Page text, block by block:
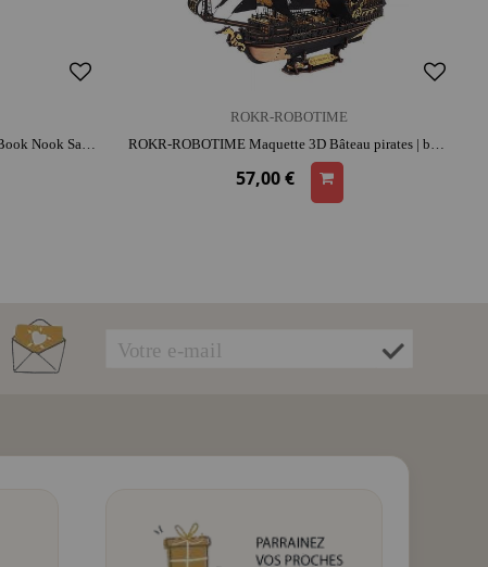
ROLIFE-ROBOTIME Maquette 3D – Book Nook Sakura Alley | bois | dès 14 ans | bibliothèque
ROKR-ROBOTIME
ROKR-ROBOTIME Maquette 3D Bâteau pirates | bois | dès 14 ans | activité créative
57,00 €